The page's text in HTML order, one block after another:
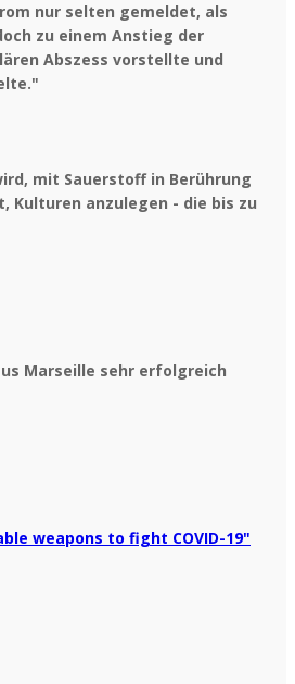
nur selten gemeldet, als
zu einem Anstieg der
Abszess vorstellte und
mit Sauerstoff in Berührung
Kulturen anzulegen - die bis zu
Marseille sehr erfolgreich
weapons to fight COVID-19"